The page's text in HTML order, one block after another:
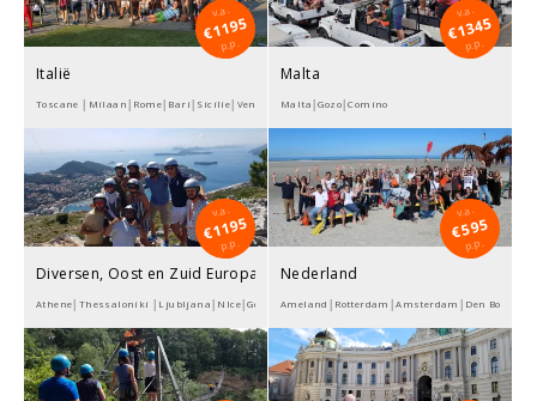
v.a.
€1195
p.p.
Italië
Toscane │Milaan│Rome│Bari│Sicilie│Venetie│Bologna
v.a.
€1345
p.p.
Malta
Malta│Gozo│Comino
v.a.
€1195
p.p.
Diversen, Oost en Zuid Europa
Athene│Thessaloniki │Ljubljana│NIce│Gdansk│Krakau│Dubrovnik
v.a.
€595
p.p.
Nederland
Ameland│Rotterdam│Amsterdam│Den Bosch